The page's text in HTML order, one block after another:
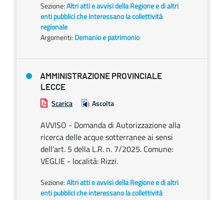
Sezione:Altri atti e avvisi della Regione e di altri
enti pubblici che interessano la collettività
regionale
Argomenti: Demanio e patrimonio
AMMINISTRAZIONE PROVINCIALE
LECCE
Scarica Ascolta
AVVISO - Domanda di Autorizzazione alla
ricerca delle acque sotterranee ai sensi
dell’art. 5 della L.R. n. 7/2025. Comune:
VEGLIE - località: Rizzi.
Sezione:Altri atti e avvisi della Regione e di altri
enti pubblici che interessano la collettività